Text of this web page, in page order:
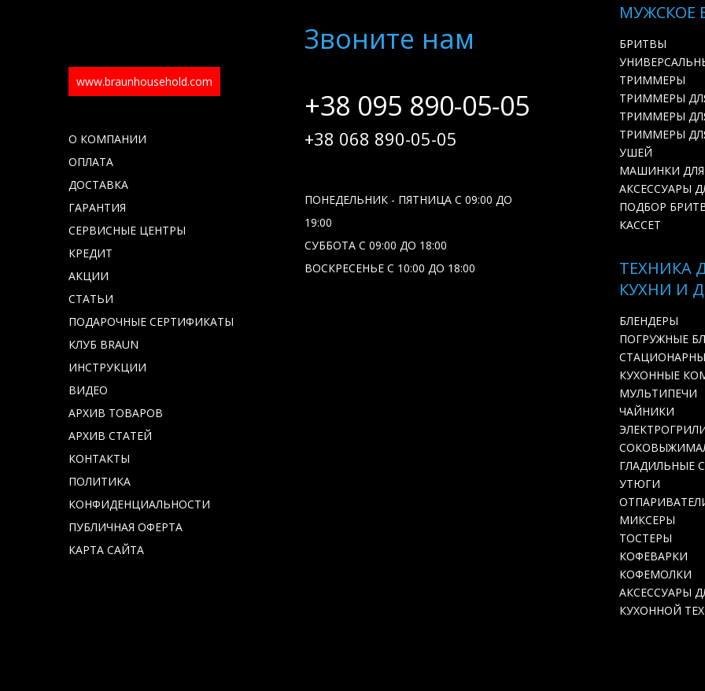
www.braunhousehold.com
О КОМПАНИИ
ОПЛАТА
ДОСТАВКА
ГАРАНТИЯ
СЕРВИСНЫЕ ЦЕНТРЫ
КРЕДИТ
АКЦИИ
СТАТЬИ
ПОДАРОЧНЫЕ СЕРТИФИКАТЫ
КЛУБ BRAUN
ИНСТРУКЦИИ
ВИДЕО
АРХИВ ТОВАРОВ
АРХИВ СТАТЕЙ
КОНТАКТЫ
ПОЛИТИКА
КОНФИДЕНЦИАЛЬНОСТИ
ПУБЛИЧНАЯ ОФЕРТА
КАРТА САЙТА
Звоните нам
+38 095 890-05-05
+38 068 890-05-05
ПОНЕДЕЛЬНИК - ПЯТНИЦА С 09:00 ДО
19:00
СУББОТА С 09:00 ДО 18:00
ВОСКРЕСЕНЬЕ С 10:00 ДО 18:00
МУЖСКОЕ
БРИТВЫ
ТРИММЕРЫ
ТРИММЕРЫ
ТРИММЕРЫ
ТРИММЕРЫ
УШЕЙ
МАШИНКИ
АКСЕССУАРЫ
ПОДБОР
КАССЕТ
ТЕХНИКА
КУХНИ И
БЛЕНДЕРЫ
ПОГРУЖНЫЕ
КУХОННЫЕ
МУЛЬТИПЕЧИ
ЧАЙНИКИ
ГЛАДИЛЬНЫЕ
УТЮГИ
МИКСЕРЫ
ТОСТЕРЫ
КОФЕВАРКИ
КОФЕМОЛКИ
АКСЕССУАРЫ
КУХОННОЙ